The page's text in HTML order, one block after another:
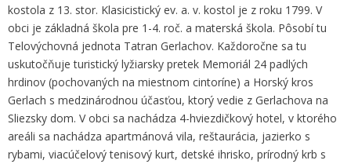
kostola z 13. stor. Klasicistický ev. a. v. kostol je z roku 1799. V
obci je základná škola pre 1-4. roč. a materská škola. Pôsobí tu
Telovýchovná jednota Tatran Gerlachov. Každoročne sa tu
uskutočňuje turistický lyžiarsky pretek Memoriál 24 padlých
hrdinov (pochovaných na miestnom cintoríne) a Horský kros
Gerlach s medzinárodnou účasťou, ktorý vedie z Gerlachova na
Sliezsky dom. V obci sa nachádza 4-hviezdičkový hotel, v ktorého
areáli sa nachádza apartmánová vila, reštaurácia, jazierko s
rybami, viacúčelový tenisový kurt, detské ihrisko, prírodný krb s